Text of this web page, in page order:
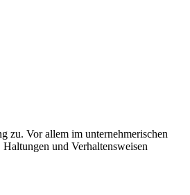
zu. Vor allem im unternehmerischen
und Verhaltensweisen